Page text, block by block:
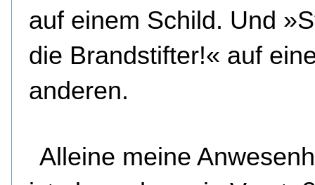
auf einem Schild. Und
die Brandstifter!« auf
anderen.
Alleine meine